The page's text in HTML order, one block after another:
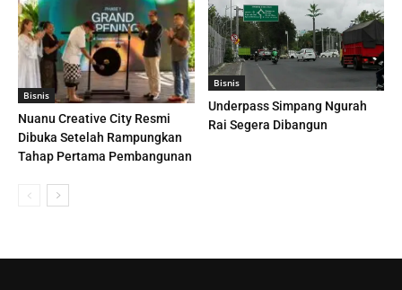
Bisnis
Nuanu Creative City Resmi
Dibuka Setelah Rampungkan
Tahap Pertama Pembangunan
Bisnis
Underpass Simpang Ngurah
Rai Segera Dibangun